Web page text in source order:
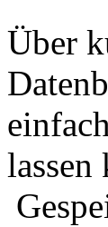
Über
lassen